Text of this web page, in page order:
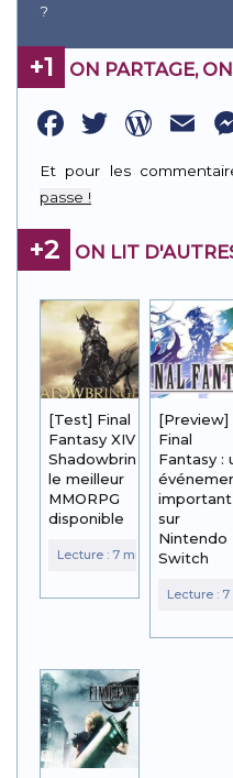
?
+1 ON PARTAGE,
Et pour les
passe !
+2 ON LIT
[Test] Final
Fantasy XIV
Shadowbringers:
le meilleur
MMORPG
disponible
[Preview]
Final
Fantasy :
important
sur
Nintendo
Switch